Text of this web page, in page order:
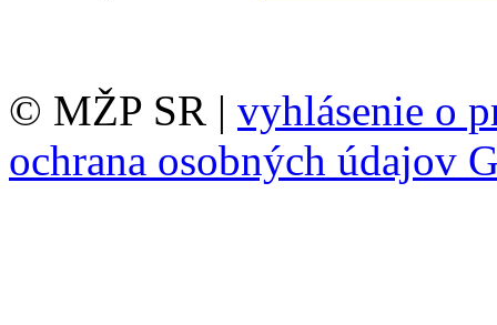
© MŽP SR | vyhlásenie o
ochrana osobných údajov